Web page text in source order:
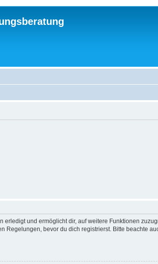
und ermöglicht dir, auf weitere Funktionen
bevor du dich registrierst. Bitte beachte